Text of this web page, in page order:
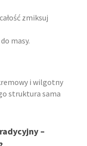
zmiksuj
masy.
i wilgotny
struktura sama
–